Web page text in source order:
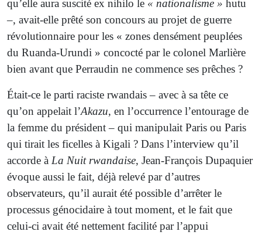
qu’elle aura suscité ex nihilo le « nationalisme » hutu
–, avait-elle prêté son concours au projet de guerre
révolutionnaire pour les « zones densément peuplées
du Ruanda-Urundi » concocté par le colonel Marlière
bien avant que Perraudin ne commence ses prêches ?
Était-ce le parti raciste rwandais – avec à sa tête ce
qu’on appelait l’Akazu, en l’occurrence l’entourage de
la femme du président – qui manipulait Paris ou Paris
qui tirait les ficelles à Kigali ? Dans l’interview qu’il
accorde à La Nuit rwandaise, Jean-François Dupaquier
évoque aussi le fait, déjà relevé par d’autres
observateurs, qu’il aurait été possible d’arrêter le
processus génocidaire à tout moment, et le fait que
celui-ci avait été nettement facilité par l’appui